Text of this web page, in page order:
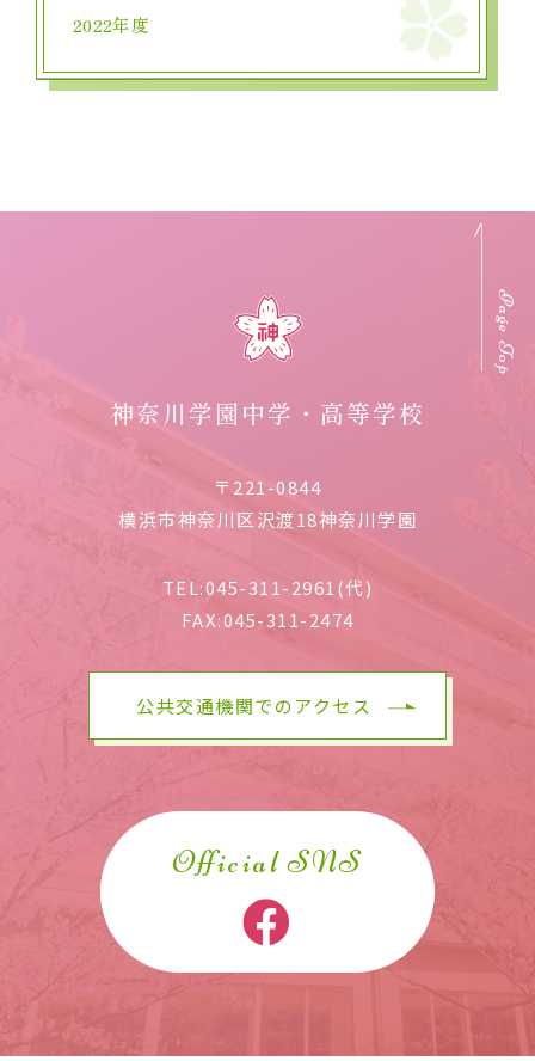
2022年度
神奈川学園中学・高等学校
〒221-0844
横浜市神奈川区沢渡18神奈川学園
TEL:045-311-2961(代)
FAX:045-311-2474
公共交通機関でのアクセス
Official SNS
Page Top